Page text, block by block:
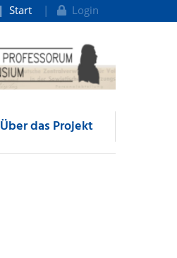
Start Login
Über das Projekt